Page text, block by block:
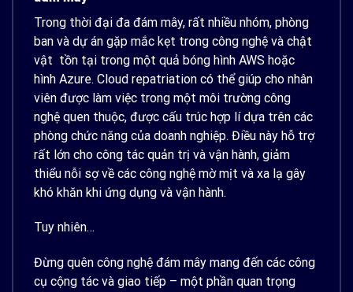
Trong thời đại đa đám mây, rất nhiều nhóm, phòng
ban và dự án gặp mắc kẹt trong công nghệ và chật
vật tồn tại trong một quả bóng hình AWS hoặc
hình Azure. Cloud repatriation có thể giúp cho nhân
viên được làm việc trong một môi trường công
nghệ quen thuộc, được cấu trúc hợp lí dựa trên các
phòng chức năng của doanh nghiệp. Điều này hỗ trợ
rất lớn cho công tác quản trị và vận hành, giảm
thiểu nỗi sợ về các công nghệ mờ mịt và xa lạ gây
khó khăn khi ứng dụng và vận hành.
Tuy nhiên…
Đừng quên công nghệ đám mây mang đến các công
cụ cộng tác và giao tiếp – một phần quan trọng